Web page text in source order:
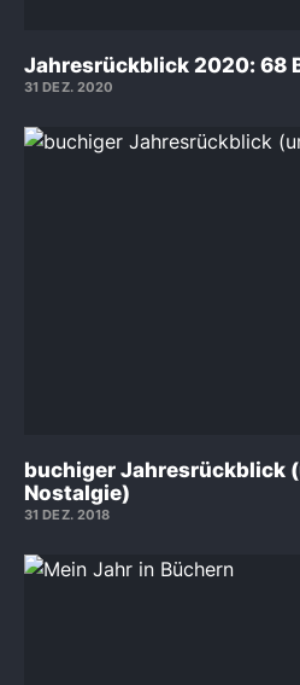
Jahresrückblick 2020: 68
31 DEZ. 2020
buchiger Jahresrückblick
Nostalgie)
31 DEZ. 2018